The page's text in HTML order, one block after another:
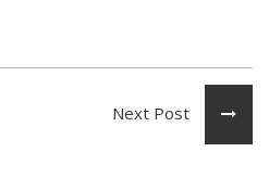
Next Post